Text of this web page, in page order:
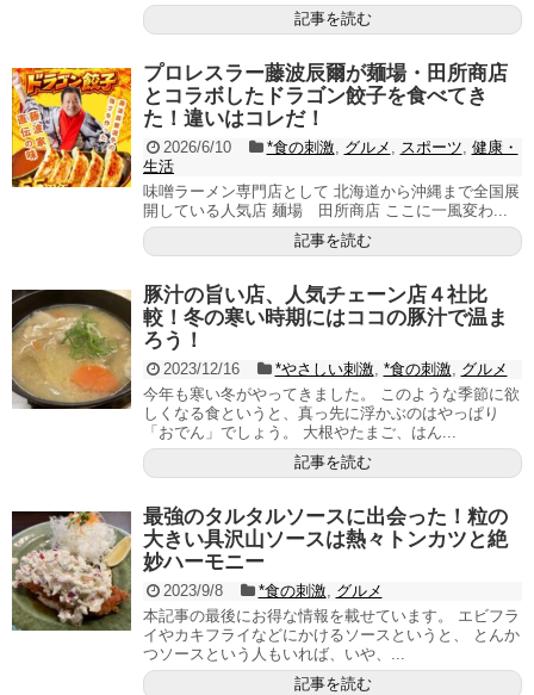
記事を読む
プロレスラー藤波辰爾が麺場・田所商店
とコラボしたドラゴン餃子を食べてき
た！違いはコレだ！
2026/6/10 *食の刺激, グルメ , スポーツ, 健康・
生活
味噌ラーメン専門店として 北海道から沖縄まで全国展
開している人気店 麺場 田所商店 ここに一風変わ...
記事を読む
豚汁の旨い店、人気チェーン店４社比
較！冬の寒い時期にはココの豚汁で温ま
ろう！
2023/12/16 *やさしい刺激, *食の刺激, グルメ
今年も寒い冬がやってきました。 このような季節に欲
しくなる食というと、真っ先に浮かぶのはやっぱり
「おでん」でしょう。 大根やたまご、はん...
記事を読む
最強のタルタルソースに出会った！粒の
大きい具沢山ソースは熱々トンカツと絶
妙ハーモニー
2023/9/8 *食の刺激, グルメ
本記事の最後にお得な情報を載せています。 エビフラ
イやカキフライなどにかけるソースというと、 とんか
つソースという人もいれば、いや、...
記事を読む